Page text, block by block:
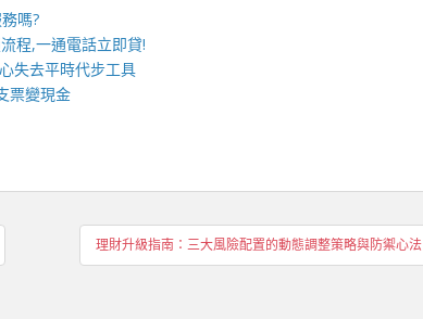
嗎?
程,一通電話立即貸!
失去平時代步工具
票變現金
理財升級指南：三大風險配置的動態調整策略與防禦心法